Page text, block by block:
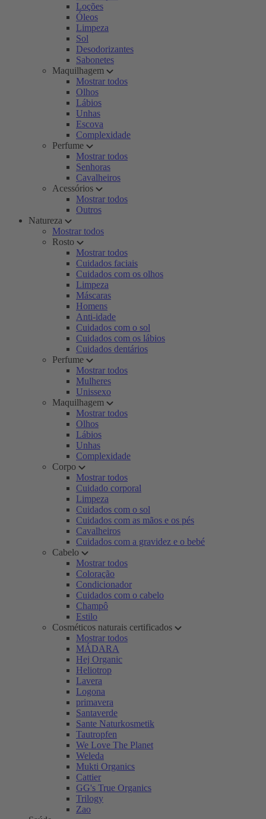
Loções
Óleos
Limpeza
Sol
Desodorizantes
Sabonetes
Maquilhagem
Mostrar todos
Olhos
Lábios
Unhas
Escova
Complexidade
Perfume
Mostrar todos
Senhoras
Cavalheiros
Acessórios
Mostrar todos
Outros
Natureza
Mostrar todos
Rosto
Mostrar todos
Cuidados faciais
Cuidados com os olhos
Limpeza
Máscaras
Homens
Anti-idade
Cuidados com o sol
Cuidados com os lábios
Cuidados dentários
Perfume
Mostrar todos
Mulheres
Unissexo
Maquilhagem
Mostrar todos
Olhos
Lábios
Unhas
Complexidade
Corpo
Mostrar todos
Cuidado corporal
Limpeza
Cuidados com o sol
Cuidados com as mãos e os pés
Cavalheiros
Cuidados com a gravidez e o bebé
Cabelo
Mostrar todos
Coloração
Condicionador
Cuidados com o cabelo
Champô
Estilo
Cosméticos naturais certificados
Mostrar todos
MÁDARA
Hej Organic
Heliotrop
Lavera
Logona
primavera
Santaverde
Sante Naturkosmetik
Tautropfen
We Love The Planet
Weleda
Mukti Organics
Cattier
GG's True Organics
Trilogy
Zao